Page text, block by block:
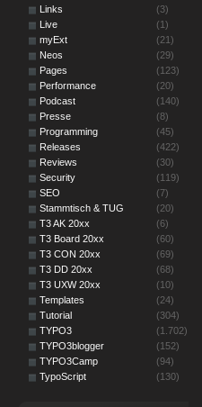
Links
(3)
Live
(1)
myExt
(21)
Neos
(29)
Pages
(123)
Performance
(20)
Podcast
(140)
Presse
(8)
Programming
(45)
Releases
(422)
Reviews
(30)
Security
(119)
SEO
(7)
Stammtisch & TUG
(20)
T3 AK 20xx
(6)
T3 Board 20xx
(60)
T3 CON 20xx
(69)
T3 DD 20xx
(68)
T3 UXW 20xx
(10)
Templates
(24)
Tutorial
(304)
TYPO3
(1.702)
TYPO3blogger
(152)
TYPO3Camp
(94)
TypoScript
(130)